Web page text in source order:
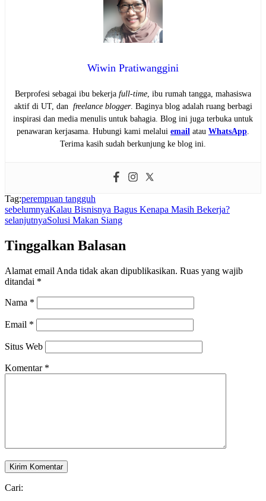
Wiwin Pratiwanggini
Berprofesi sebagai ibu bekerja full-time , ibu rumah tangga, mahasiswa
aktif di UT, dan freelance blogger. Baginya blog adalah ruang berbagi
inspirasi dan media menulis untuk bahagia. Blog ini juga terbuka untuk
penawaran kerjasama. Hubungi kami melalui email atau WhatsApp
Terima kasih sudah berkunjung ke blog ini.
Tag:perempuan tangguh
sebelumnyaKalau Bisnisnya Bagus Kenapa Masih Bekerja?
selanjutnyaSolusi Makan Siang
Tinggalkan Balasan
Alamat email Anda tidak akan dipublikasikan. Ruas yang wajib
ditandai *
Nama *
Email *
Situs Web
Komentar *
Cari: